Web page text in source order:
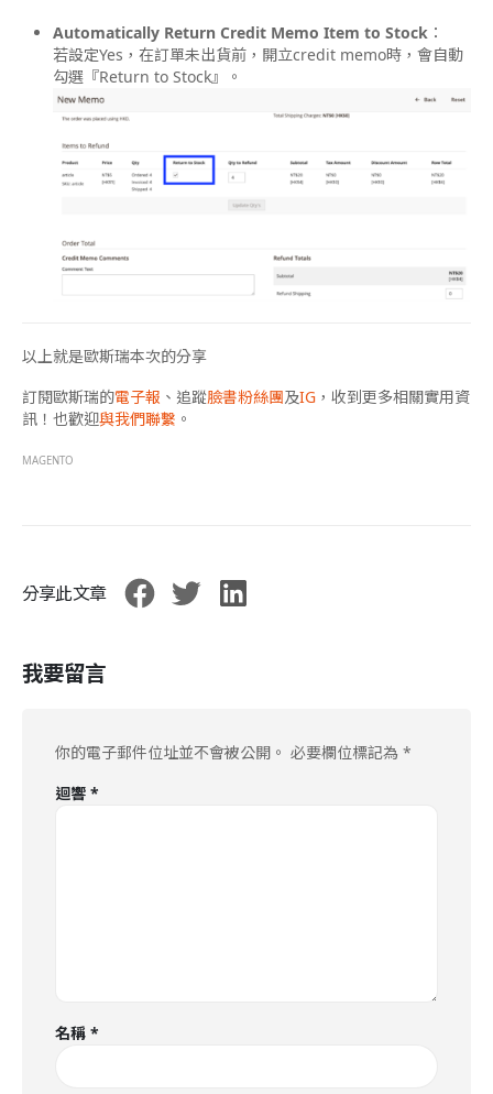
Automatically Return Credit Memo Item to Stock ：
若設定Yes，在訂單未出貨前，開立credit memo時，會自動
勾選『Return to Stock』。
以上就是歐斯瑞本次的分享
訂閱歐斯瑞的電子報 、追蹤臉書粉絲團及IG ，收到更多相關實用資
訊！也歡迎與我們聯繫 。
MAGENTO
分享此文章
我要留言
你的電子郵件位址並不會被公開。 必要欄位標記為 *
迴響 *
名稱 *